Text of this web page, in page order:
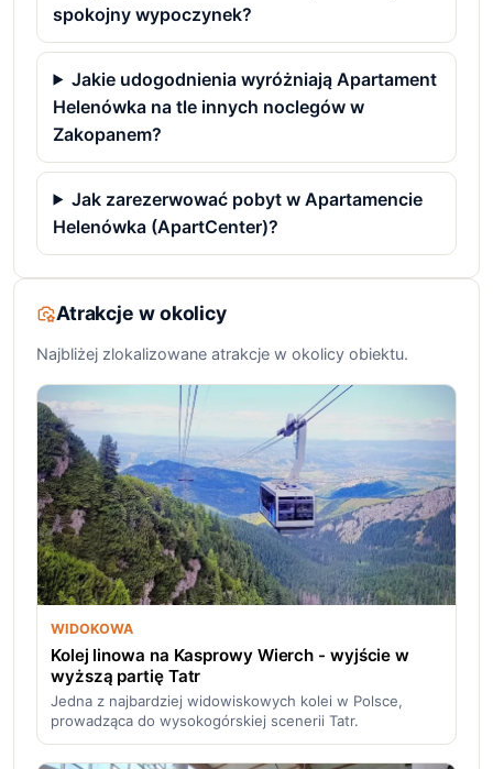
spokojny wypoczynek?
Jakie udogodnienia wyróżniają Apartament
Helenówka na tle innych noclegów w
Zakopanem?
Jak zarezerwować pobyt w Apartamencie
Helenówka (ApartCenter)?
Atrakcje w okolicy
Najbliżej zlokalizowane atrakcje w okolicy obiektu.
WIDOKOWA
Kolej linowa na Kasprowy Wierch - wyjście w
wyższą partię Tatr
Jedna z najbardziej widowiskowych kolei w Polsce,
prowadząca do wysokogórskiej scenerii Tatr.